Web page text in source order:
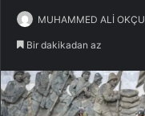
MUHAMMED ALİ OKÇU
Bir dakikadan az